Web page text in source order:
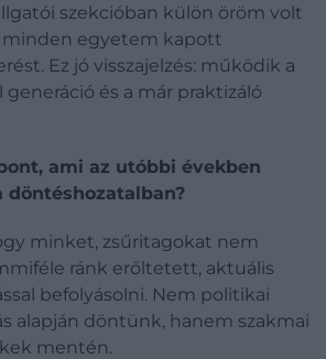
szekcióban külön öröm volt
minden egyetem kapott
Ez jó visszajelzés: működik a
generáció és a már praktizáló
ami az utóbbi években
minket, zsűritagokat nem
ránk erőltetett, aktuális
befolyásolni. Nem politikai
alapján döntünk, hanem szakmai
mentén.